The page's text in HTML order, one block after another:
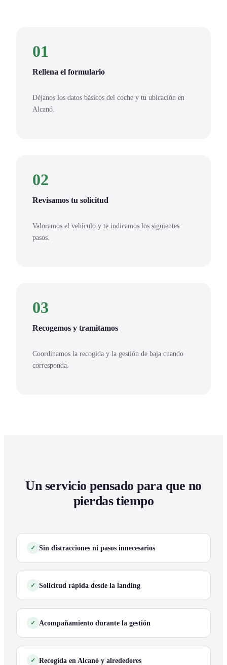
01
Rellena el formulario
Déjanos los datos básicos del coche y tu ubicación en
Alcanó.
02
Revisamos tu solicitud
Valoramos el vehículo y te indicamos los siguientes
pasos.
03
Recogemos y tramitamos
Coordinamos la recogida y la gestión de baja cuando
corresponda.
Un servicio pensado para que no
pierdas tiempo
Sin distracciones ni pasos innecesarios
Solicitud rápida desde la landing
Acompañamiento durante la gestión
Recogida en Alcanó y alrededores